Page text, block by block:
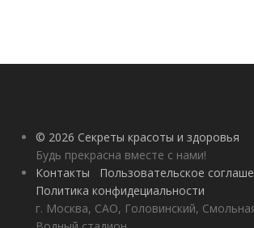
© 2026 Секреты красоты и здоровья
Будь прекрасна вместе с нами!
Контакты
Пользовательское
Политика конфидециальности
г. Москва, САО, Головинский,